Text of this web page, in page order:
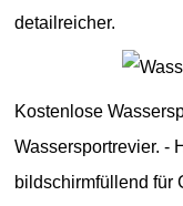
detailreicher.
Kostenlose
Wassersportrevier. -
bildschirmfüllend für